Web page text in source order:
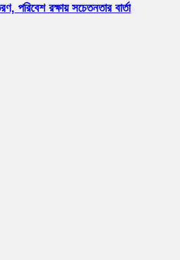
পরিবেশ রক্ষায় সচেতনতার বার্তা